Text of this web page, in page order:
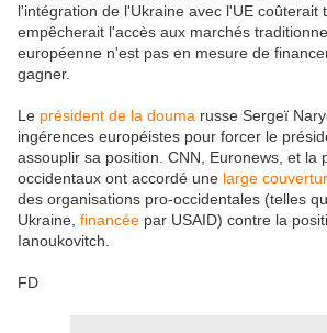
l'intégration de l'Ukraine avec l'UE coûterait
empêcherait l'accès aux marchés
européenne n'est pas en mesure de
gagner.
Le président de la douma russe Sergeï
ingérences européistes pour forcer le
assouplir sa position. CNN, Euronews, et la
occidentaux ont accordé une large
des organisations pro-occidentales (telles
Ukraine, financée par USAID) contre la
Ianoukovitch.
FD